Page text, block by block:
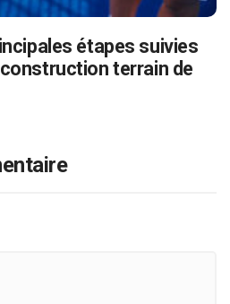
étapes suivies
terrain de